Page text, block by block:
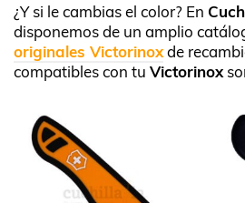
¿Y si le cambias el color? En
disponemos de un amplio
originales Victorinoxde
compatibles con tu Victorinox